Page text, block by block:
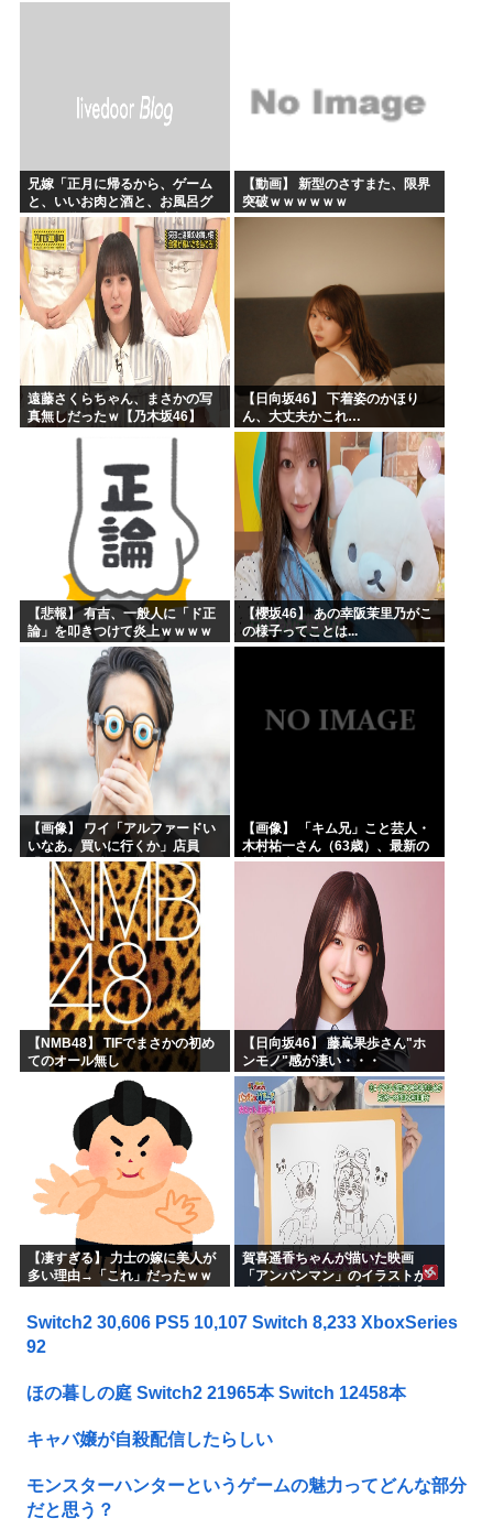
今年のボーナス凄いことになり
兄嫁「正月に帰るから、ゲーム
と、いいお肉と酒と、お風呂グ
ッズの準備しとけよ」寝起きの
私「知るかボケ」兄嫁「キィィ
ィィー！！！！」私「あ…」
【動画】 新型のさすまた、限界
突破ｗｗｗｗｗｗ
遠藤さくらちゃん、まさかの写
真無しだったｗ【乃木坂46】
【日向坂46】 下着姿のかほり
ん、大丈夫かこれ…
【悲報】 有吉、一般人に「ド正
論」を叩きつけて炎上ｗｗｗｗ
【櫻坂46】 あの幸阪茉里乃がこ
の様子ってことは...
【画像】 ワイ「アルファードい
いなあ。買いに行くか」店員
「ほいっ見積もりな！」ワイ
「金額おかしくね？」←お前ら
もそう思うよな？？？？？
【画像】 「キム兄」こと芸人・
木村祐一さん（63歳）、最新の
松本人志さんとのツーショット
が完全に別人だとネット騒然！
「マジで誰かわからん」...
【NMB48】 TIFでまさかの初め
てのオール無し
【日向坂46】 藤嶌果歩さん"ホ
ンモノ"感が凄い・・・
【凄すぎる】 力士の嫁に美人が
多い理由→「これ」だったｗｗ
賀喜遥香ちゃんが描いた映画
「アンパンマン」のイラストが
Switch2 30,606 PS5 10,107 Switch 8,233 XboxSeries
92
ほの暮しの庭 Switch2 21965本 Switch 12458本
キャバ嬢が自殺配信したらしい
モンスターハンターというゲームの魅力ってどんな部分
だと思う？